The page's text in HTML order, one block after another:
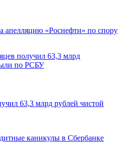
апелляцию «Роснефти» по спору
63,3 млрд рублей чистой